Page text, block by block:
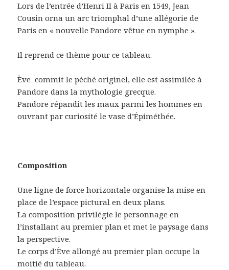
Lors de l’entrée d’Henri II à Paris en 1549, Jean
Cousin orna un arc triomphal d’une allégorie de
Paris en « nouvelle Pandore vêtue en nymphe ».
Il reprend ce thème pour ce tableau.
Ève commit le péché originel, elle est assimilée à
Pandore dans la mythologie grecque.
Pandore répandit les maux parmi les hommes en
ouvrant par curiosité le vase d’Épiméthée.
Composition
Une ligne de force horizontale organise la mise en
place de l’espace pictural en deux plans.
La composition privilégie le personnage en
l’installant au premier plan et met le paysage dans
la perspective.
Le corps d’Ève allongé au premier plan occupe la
moitié du tableau.